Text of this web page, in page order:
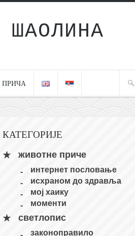
ПРИЧА
КАТЕГОРИЈЕ
животне приче
интернет пословање
исхраном до здравља
мој хаику
моменти
светлопис
законоправило